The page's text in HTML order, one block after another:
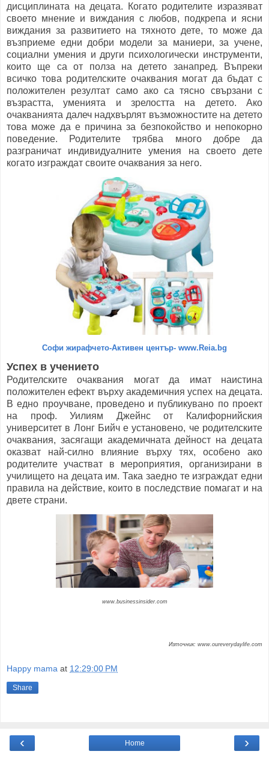
дисциплината на децата. Когато родителите изразяват
своето мнение и виждания с любов, подкрепа и ясни
виждания за развитието на тяхното дете, то може да
възприеме едни добри модели за маниери, за учене,
социални умения и други психологически инструменти,
които ще са от полза на детето занапред. Въпреки
всичко това родителските очаквания могат да бъдат с
положителен резултат само ако са тясно свързани с
възрастта, уменията и зрелостта на детето. Ако
очакванията далеч надхвърлят възможностите на детето
това може да е причина за безпокойство и непокорно
поведение. Родителите трябва много добре да
разграничат индивидуалните умения на своето дете
когато изграждат своите очаквания за него.
Софи жирафчето-Активен център- www.Reia.bg
Успех в учението
Родителските очаквания могат да имат наистина
положителен ефект върху академичния успех на децата.
В едно проучване, проведено и публикувано по проект
на проф. Уилиям Джейнс от Калифорнийския
университет в Лонг Бийч е установено, че родителските
очаквания, засягащи академичната дейност на децата
оказват най-силно влияние върху тях, особено ако
родителите участват в мероприятия, организирани в
училището на децата им. Така заедно те изграждат едни
правила на действие, които в последствие помагат и на
двете страни.
www.businessinsider.com
Източник: www.oureverydaylife.com
Happy mama at 12:29:00 PM
Share
‹ ›
Home